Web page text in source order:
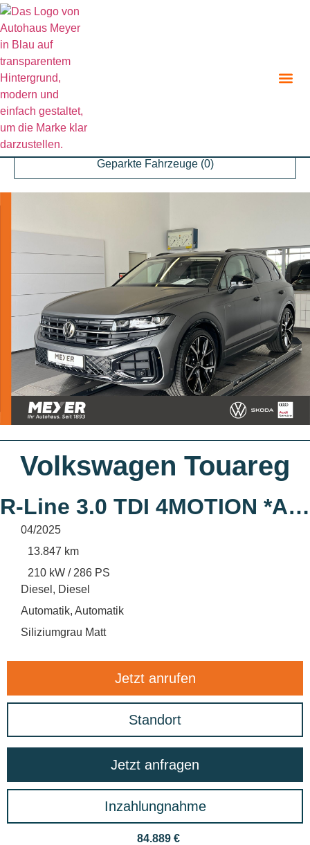
Geparkte Fahrzeuge (0)
Volkswagen Touareg
R-Line 3.0 TDI 4MOTION *AHK, BlackStyle,
04/2025
13.847 km
210 kW / 286 PS
Diesel, Diesel
Automatik, Automatik
Siliziumgrau Matt
Jetzt anrufen
Standort
84.889 €
Jetzt anfragen
Inzahlungnahme